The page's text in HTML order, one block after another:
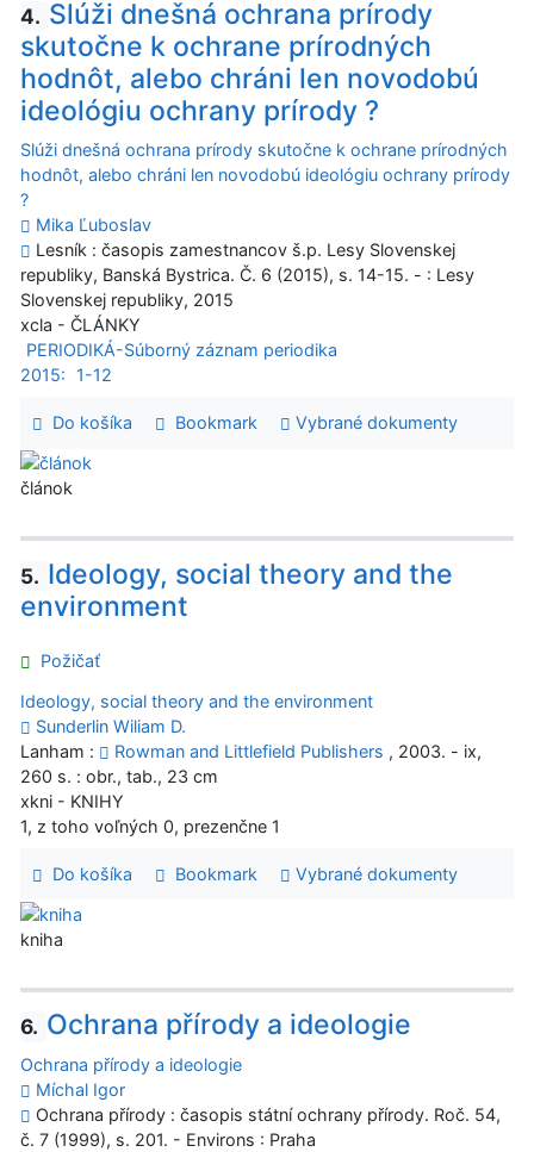
4. Slúži dnešná ochrana prírody
skutočne k ochrane prírodných
hodnôt, alebo chráni len novodobú
ideológiu ochrany prírody ?
Slúži dnešná ochrana prírody skutočne k ochrane prírodných
hodnôt, alebo chráni len novodobú ideológiu ochrany prírody
?
Mika Ľuboslav
Lesník : časopis zamestnancov š.p. Lesy Slovenskej
republiky, Banská Bystrica. Č. 6 (2015), s. 14-15. - : Lesy
Slovenskej republiky, 2015
xcla - ČLÁNKY
PERIODIKÁ-Súborný záznam periodika
2015:
1-12
Do košíka Bookmark Vybrané dokumenty
článok
5. Ideology, social theory and the
environment
Požičať
Ideology, social theory and the environment
Sunderlin Wiliam D.
Lanham :
Rowman and Littlefield Publishers , 2003. - ix,
260 s. : obr., tab., 23 cm
xkni - KNIHY
1, z toho voľných 0, prezenčne 1
Do košíka Bookmark Vybrané dokumenty
kniha
6. Ochrana přírody a ideologie
Ochrana přírody a ideologie
Míchal Igor
Ochrana přírody : časopis státní ochrany přírody. Roč. 54,
č. 7 (1999), s. 201. - Environs : Praha